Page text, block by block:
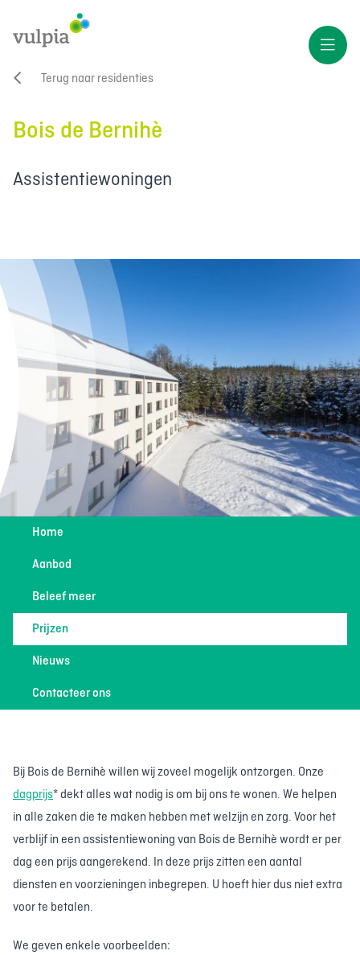
Terug naar residenties
Bois de Bernihè
Assistentiewoningen
Home
Aanbod
Beleef meer
Prijzen
Nieuws
Contacteer ons
Bij Bois de Bernihè willen wij zoveel mogelijk ontzorgen. Onze
dagprijs* dekt alles wat nodig is om bij ons te wonen. We helpen
in alle zaken die te maken hebben met welzijn en zorg. Voor het
verblijf in een assistentiewoning van Bois de Bernihè wordt er per
dag een prijs aangerekend. In deze prijs zitten een aantal
diensten en voorzieningen inbegrepen. U hoeft hier dus niet extra
voor te betalen.
We geven enkele voorbeelden: